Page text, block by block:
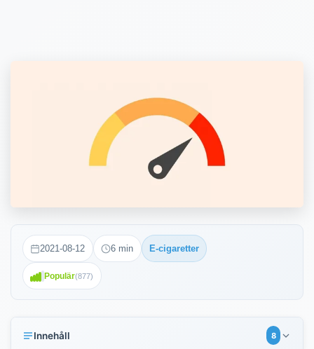
2021-08-12 6 min E-cigaretter
Populär(877)
Innehåll 8